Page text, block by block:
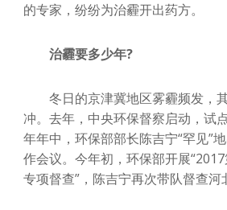
的专家，纷纷为治霾开出药方。
治霾要多少年?
冬日的京津冀地区雾霾频发，
冲。去年，中央环保督察启动，试
年年中，环保部部长陈吉宁“罕见”
作会议。今年初，环保部开展
专项督查”，陈吉宁再次带队督查河